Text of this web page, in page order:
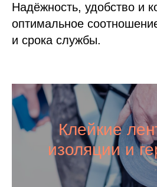
Надёжность, удобство и
оптимальное
и срока службы.
Клейкие
изоляции и